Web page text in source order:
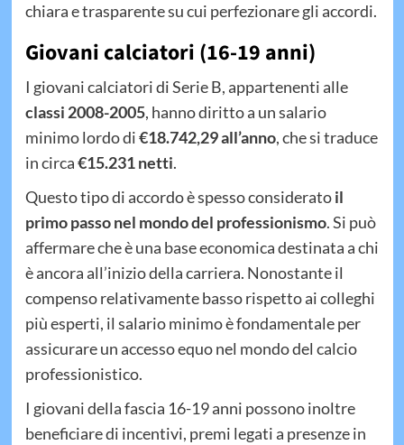
chiara e trasparente su cui perfezionare gli accordi.
Giovani calciatori (16-19 anni)
I giovani calciatori di Serie B, appartenenti alle
classi 2008-2005, hanno diritto a un salario
minimo lordo di€18.742,29 all’anno, che si traduce
in circa€15.231 netti.
Questo tipo di accordo è spesso consideratoil
primo passo nel mondo del professionismo. Si può
affermare che è una base economica destinata a chi
è ancora all’inizio della carriera. Nonostante il
compenso relativamente basso rispetto ai colleghi
più esperti, il salario minimo è fondamentale per
assicurare un accesso equo nel mondo del calcio
professionistico.
I giovani della fascia 16-19 anni possono inoltre
beneficiare di incentivi, premi legati a presenze in